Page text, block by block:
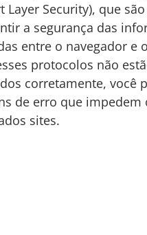
Layer Security), que
a segurança das
entre o navegador e
protocolos não
corretamente, você
de erro que impedem
sites.